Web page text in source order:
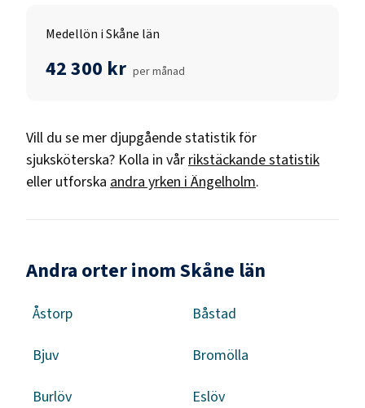
Medellön i Skåne län
42 300 kr per månad
Vill du se mer djupgående statistik för
sjuksköterska? Kolla in vår rikstäckande statistik
eller utforska andra yrken i Ängelholm.
Andra orter inom Skåne län
Åstorp Båstad
Bjuv Bromölla
Burlöv Eslöv